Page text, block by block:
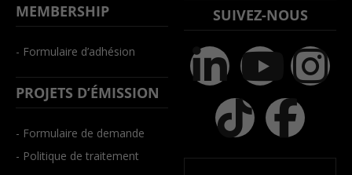
MEMBERSHIP
- Formulaire d’adhésion
PROJETS D’ÉMISSION
- Formulaire de demande
- Politique de traitement
SUIVEZ-NOUS